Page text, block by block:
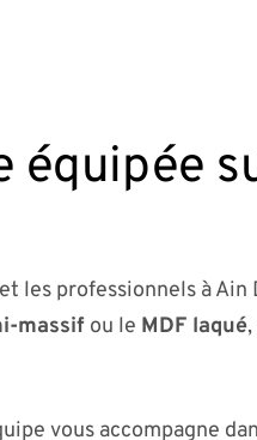
équipée
les professionnels à Ain
massif ou le MDF laqué
vous accompagne